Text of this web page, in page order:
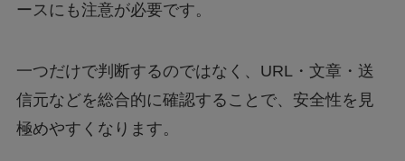
ースにも注意が必要です。
一つだけで判断するのではなく、URL・文章・送
信元などを総合的に確認することで、安全性を見
極めやすくなります。